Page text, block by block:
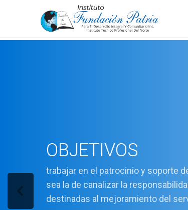
OBJETIVOS
trabajar en el patrocinio y soporte
sea la de canalizar la
destinadas al mejoramiento del